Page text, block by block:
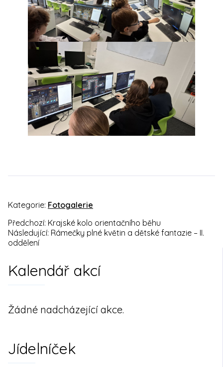
Kategorie: Fotogalerie
Navigace
pro
příspěvek
Předchozí: Krajské kolo orientačního běhu
Následující: Rámečky plné květin a dětské fantazie – II.
oddělení
Kalendář akcí
Žádné nadcházející akce.
Jídelníček